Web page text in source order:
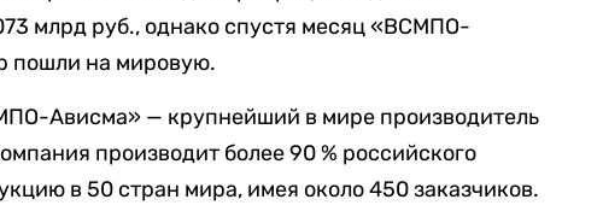
млрд руб., однако спустя месяц «ВСМПО-
пошли на мировую.
Ависма» — крупнейший в мире производитель
производит более 90 % российского
в 50 стран мира, имея около 450 заказчиков.